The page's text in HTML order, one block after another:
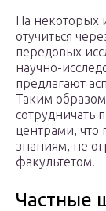
На некоторых
отучиться
передовых
научно-
предлагают
Таким
сотрудничать
центрами, что
знаниям, не
факультетом.
Частные